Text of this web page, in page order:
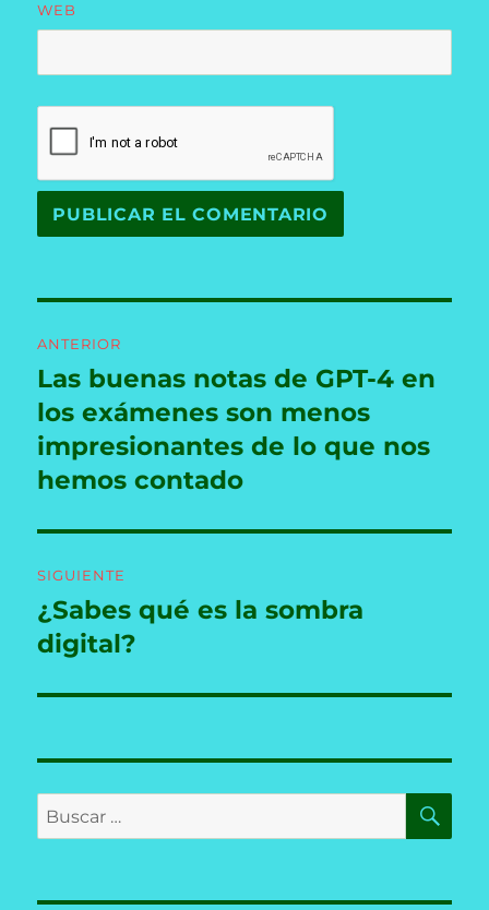
WEB
de
entradas
ANTERIOR
Entrada
anterior:
Las buenas notas de GPT-4 en
los exámenes son menos
impresionantes de lo que nos
hemos contado
SIGUIENTE
Entrada
siguiente:
¿Sabes qué es la sombra
digital?
Buscar
por: